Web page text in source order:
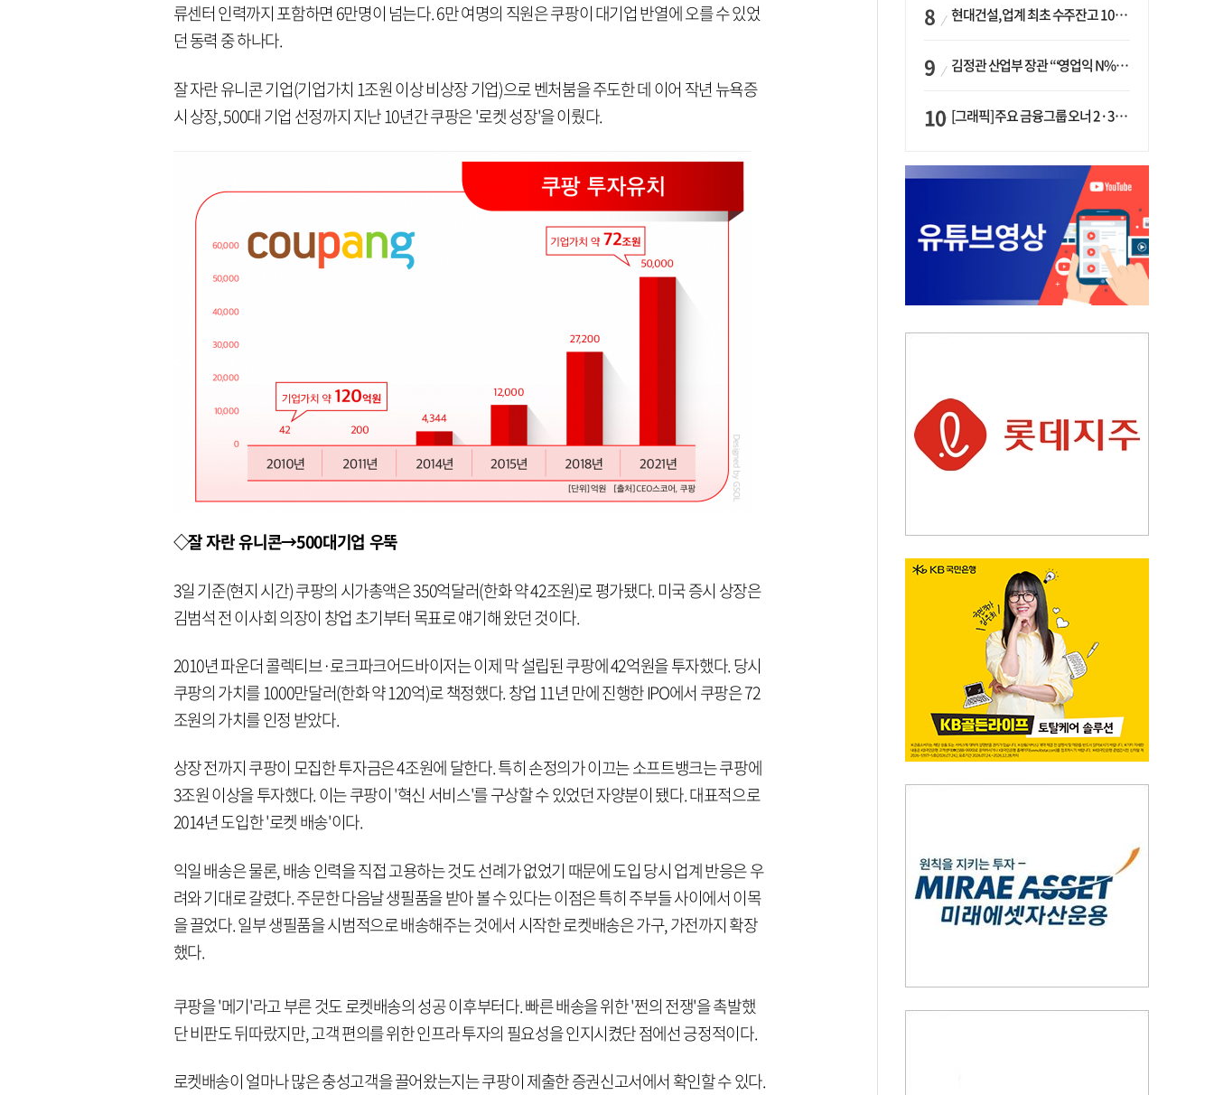
류센터 인력까지 포함하면 6만명이 넘는다. 6만 여명의 직원은 쿠팡이 대기업 반열에 오를 수 있었
던 동력 중 하나다.
잘 자란 유니콘 기업(기업가치 1조원 이상 비상장 기업)으로 벤처붐을 주도한 데 이어 작년 뉴욕증
시 상장, 500대 기업 선정까지 지난 10년간 쿠팡은 '로켓 성장'을 이뤘다.
◇잘 자란 유니콘→500대기업 우뚝
3일 기준(현지 시간) 쿠팡의 시가총액은 350억달러(한화 약 42조원)로 평가됐다. 미국 증시 상장은
김범석 전 이사회 의장이 창업 초기부터 목표로 얘기해 왔던 것이다.
2010년 파운더 콜렉티브·로크파크어드바이저는 이제 막 설립된 쿠팡에 42억원을 투자했다. 당시
쿠팡의 가치를 1000만달러(한화 약 120억)로 책정했다. 창업 11년 만에 진행한 IPO에서 쿠팡은 72
조원의 가치를 인정 받았다.
상장 전까지 쿠팡이 모집한 투자금은 4조원에 달한다. 특히 손정의가 이끄는 소프트뱅크는 쿠팡에
3조원 이상을 투자했다. 이는 쿠팡이 '혁신 서비스'를 구상할 수 있었던 자양분이 됐다. 대표적으로
2014년 도입한 '로켓 배송'이다.
익일 배송은 물론, 배송 인력을 직접 고용하는 것도 선례가 없었기 때문에 도입 당시 업계 반응은 우
려와 기대로 갈렸다. 주문한 다음날 생필품을 받아 볼 수 있다는 이점은 특히 주부들 사이에서 이목
을 끌었다. 일부 생필품을 시범적으로 배송해주는 것에서 시작한 로켓배송은 가구, 가전까지 확장
했다.
쿠팡을 '메기'라고 부른 것도 로켓배송의 성공 이후부터다. 빠른 배송을 위한 '쩐의 전쟁'을 촉발했
단 비판도 뒤따랐지만, 고객 편의를 위한 인프라 투자의 필요성을 인지시켰단 점에선 긍정적이다.
로켓배송이 얼마나 많은 충성고객을 끌어왔는지는 쿠팡이 제출한 증권신고서에서 확인할 수 있다.
현대건설, 업계 최초 수주잔고 100조 돌파…하반기 ‘원전’ 수주 드라이브
김정관 산업부 장관 “‘영업익 N% 성과급’ 지급 반대…주주·투자자 이익 반해”
[그래픽] 주요 금융그룹 오너 2·3세 현황